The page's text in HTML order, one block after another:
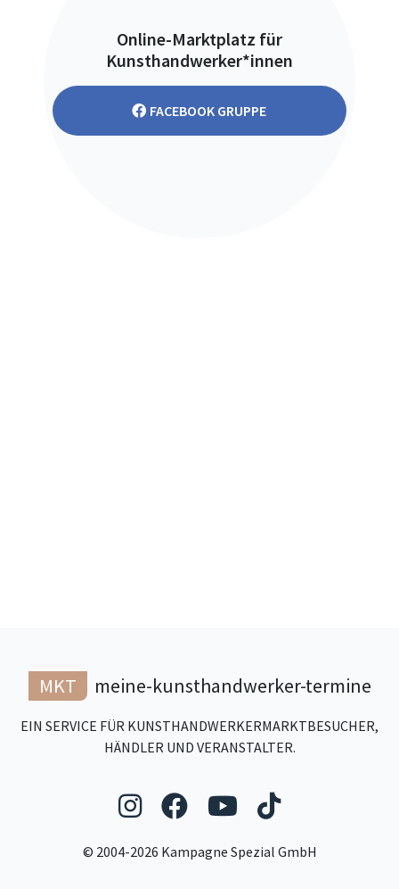
Online-Marktplatz für
Kunsthandwerker*innen
FACEBOOK GRUPPE
MKT meine-kunsthandwerker-termine
EIN SERVICE FÜR KUNSTHANDWERKERMARKTBESUCHER,
HÄNDLER UND VERANSTALTER.
Folgen Sie uns auf
Folgen Sie uns auf
Folgen Sie
Folgen
© 2004-2026 Kampagne Spezial GmbH